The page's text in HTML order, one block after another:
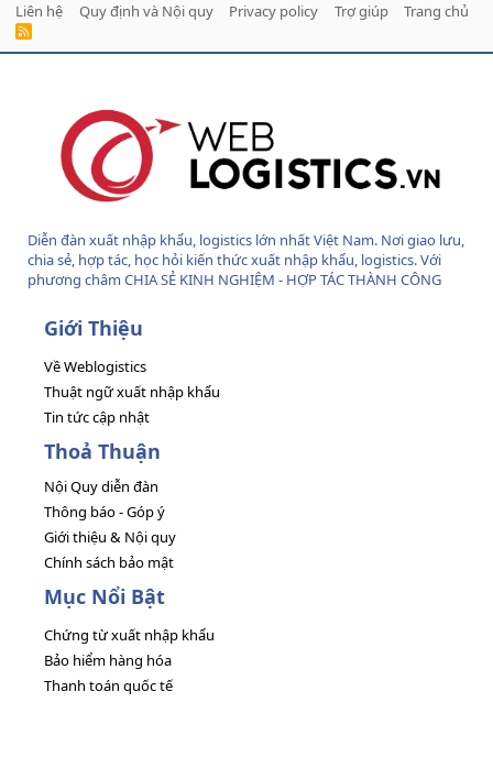
Liên hệ
Quy định và Nội quy Privacy policy Trợ giúp Trang chủ
R
Diễn đàn xuất nhập khẩu, logistics lớn nhất Việt Nam. Nơi giao lưu,
chia sẻ, hợp tác, học hỏi kiến thức xuất nhập khẩu, logistics. Với
phương châm CHIA SẺ KINH NGHIỆM - HỢP TÁC THÀNH CÔNG
Giới Thiệu
Về Weblogistics
Thuật ngữ xuất nhập khẩu
Tin tức cập nhật
Thoả Thuận
Nội Quy diễn đàn
Thông báo - Góp ý
Giới thiệu & Nội quy
Chính sách bảo mật
Mục Nổi Bật
Chứng từ xuất nhập khẩu
Bảo hiểm hàng hóa
Thanh toán quốc tế